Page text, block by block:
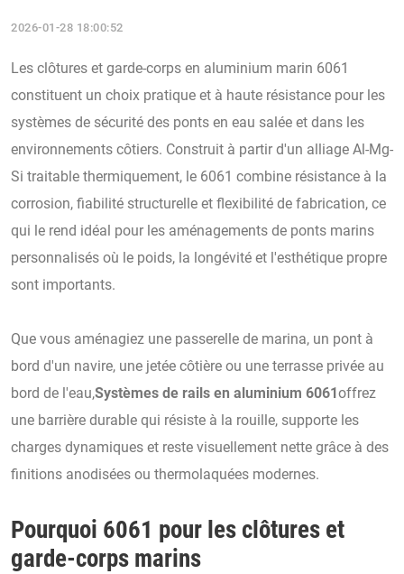
2026-01-28 18:00:52
Les clôtures et garde-corps en aluminium marin 6061
constituent un choix pratique et à haute résistance pour les
systèmes de sécurité des ponts en eau salée et dans les
environnements côtiers. Construit à partir d'un alliage Al-Mg-
Si traitable thermiquement, le 6061 combine résistance à la
corrosion, fiabilité structurelle et flexibilité de fabrication, ce
qui le rend idéal pour les aménagements de ponts marins
personnalisés où le poids, la longévité et l'esthétique propre
sont importants.
Que vous aménagiez une passerelle de marina, un pont à
bord d'un navire, une jetée côtière ou une terrasse privée au
bord de l'eau,Systèmes de rails en aluminium 6061offrez
une barrière durable qui résiste à la rouille, supporte les
charges dynamiques et reste visuellement nette grâce à des
finitions anodisées ou thermolaquées modernes.
Pourquoi 6061 pour les clôtures et
garde-corps marins